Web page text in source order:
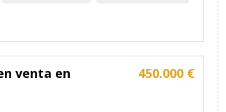
450.000 €
venta en